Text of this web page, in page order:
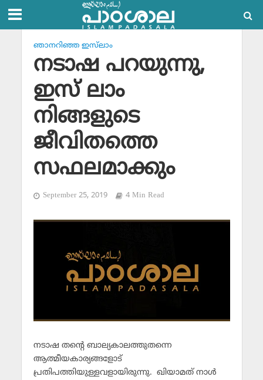
ഞാനറിഞ്ഞ ഇസ്‌ലാം
നടാഷ പറയുന്നു,
ഇസ് ലാം
നിങ്ങളുടെ
ജീവിതത്തെ
സഫലമാക്കും
September 25, 2019 4 Min Read
നടാഷ തന്റെ ബാല്യകാലത്തുതന്നെ
ആത്മീയകാര്യങ്ങളോട്
പ്രതിപത്തിയുള്ളവളായിരുന്നു. ഖിയാമത് നാള്‍